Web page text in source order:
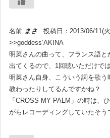
名前: まさ : 投稿日：2013/06/11(
>>goddess’AKINA
明菜さんの曲って、フランス語
出てくるので、1回聴いただけで
明菜さん自身、こういう詞を歌
教わったりしてるんですかね？
「CROSS MY PALM」の時は、
がらレコーディングしていたそう